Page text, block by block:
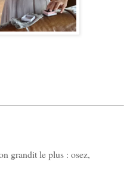
grandit le plus : osez,